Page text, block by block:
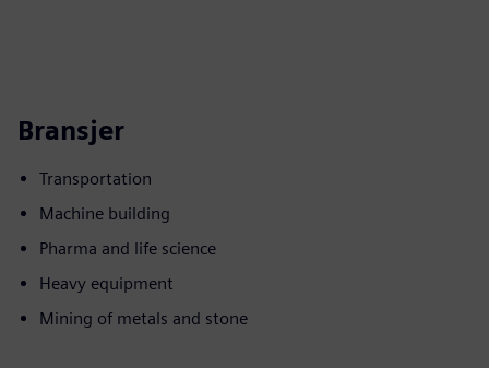
Bransjer
Transportation
Machine building
Pharma and life science
Heavy equipment
Mining of metals and stone